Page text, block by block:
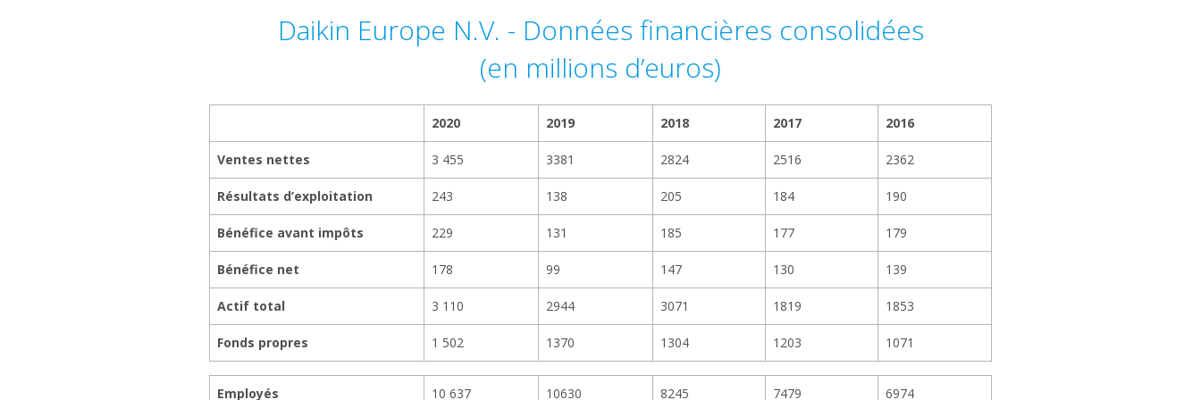
Daikin Europe N.V. - Données financières consolidées
(en millions d’euros)
2020 2019 2018 2017 2016
Ventes nettes 3 455 3381 2824 2516 2362
Résultats d’exploitation 243 138 205 184 190
Bénéfice avant impôts 229 131 185 177 179
Bénéfice net 178 99 147 130 139
Actif total 3 110 2944 3071 1819 1853
Fonds propres 1 502 1370 1304 1203 1071
Employés 10 637 10630 8245 7479 6974